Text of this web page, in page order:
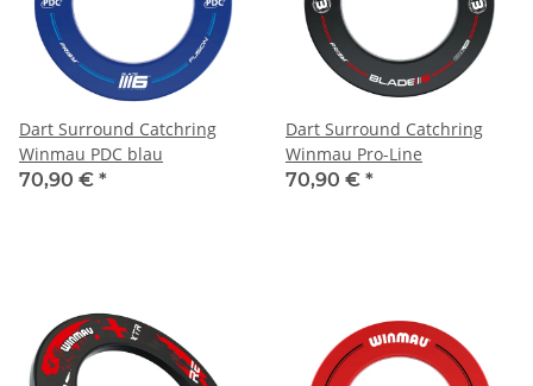
Dart Surround Catchring
Winmau PDC blau
70,90 € *
Dart Surround Catchring
Winmau Pro-Line
70,90 € *